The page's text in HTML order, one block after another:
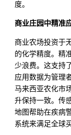
度。
商业庄园中精准
商业农场投资于
的化学精度。精
少浪费。这支持
应用数据为管理
马来西亚农化市
升保持一致。传
地图帮助在疾病
系统来满足全球